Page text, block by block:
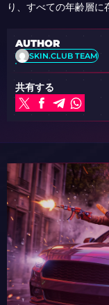
り、すべての年齢層に
AUTHOR
SKIN.CLUB TEAM
共有する